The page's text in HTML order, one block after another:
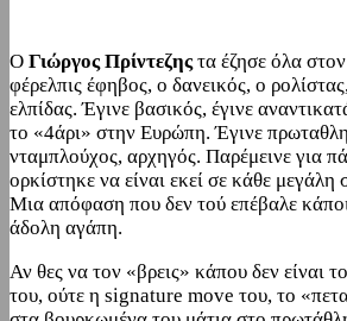
Ο Γιώργος Πρίντεζηςτα έζησε όλα
φέρελπις έφηβος, ο δανεικός, ο
ελπίδας. Έγινε βασικός, έγινε
το «4άρι» στην Ευρώπη. Έγινε
νταμπλούχος, αρχηγός. Παρέμεινε για
ορκίστηκε να είναι εκεί σε κάθε μεγάλη
Μια απόφαση που δεν τού επέβαλε
άδολη αγάπη.
Αν θες να τον «βρεις» κάπου δεν είναι
του, ούτε η signature move του, το